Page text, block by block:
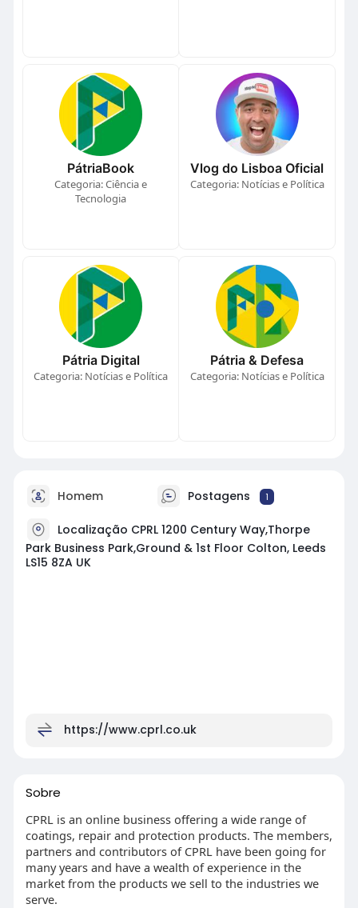
PátriaBook
Categoria: Ciência e
Tecnologia
Vlog do Lisboa Oficial
Categoria: Notícias e Política
Pátria Digital
Categoria: Notícias e Política
Pátria & Defesa
Categoria: Notícias e Política
Homem Postagens 1
Localização CPRL 1200 Century Way,Thorpe
Park Business Park,Ground & 1st Floor Colton, Leeds
LS15 8ZA UK
https://www.cprl.co.uk
Sobre
CPRL is an online business offering a wide range of
coatings, repair and protection products. The members,
partners and contributors of CPRL have been going for
many years and have a wealth of experience in the
market from the products we sell to the industries we
serve.